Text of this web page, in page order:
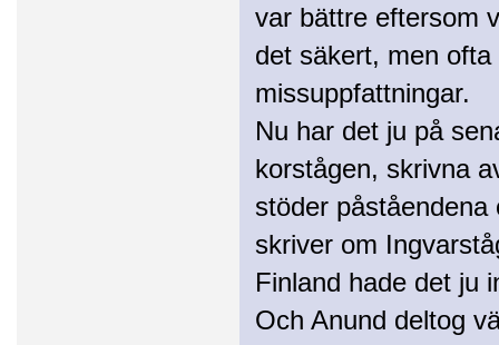
var bättre eftersom
det säkert, men
missuppfattningar.
Nu har det ju på
korstågen, skrivna
stöder
skriver om
Finland hade det ju
Och Anund deltog